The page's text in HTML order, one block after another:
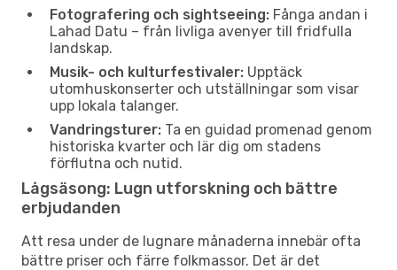
Fotografering och sightseeing: Fånga andan i
Lahad Datu – från livliga avenyer till fridfulla
landskap.
Musik- och kulturfestivaler: Upptäck
utomhuskonserter och utställningar som visar
upp lokala talanger.
Vandringsturer: Ta en guidad promenad genom
historiska kvarter och lär dig om stadens
förflutna och nutid.
Lågsäsong: Lugn utforskning och bättre
erbjudanden
Att resa under de lugnare månaderna innebär ofta
bättre priser och färre folkmassor. Det är det